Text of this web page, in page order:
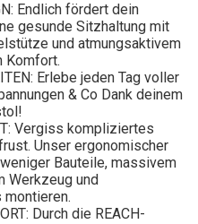
Endlich fördert dein
gesunde Sitzhaltung mit
und atmungsaktivem
Komfort.
Erlebe jeden Tag voller
& Co Dank deinem
Vergiss kompliziertes
Unser ergonomischer
Bauteile, massivem
Werkzeug und
montieren.
Durch die REACH-